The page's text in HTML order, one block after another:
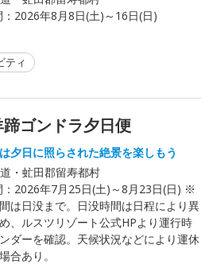
2026年8月8日(土)～16日(日)
ティ
ゴンドラ夕日便
夕日に照らされた絶景を楽しもう
・虻田郡留寿都村
2026年7月25日(土)～8月23日(日) ※
は日没まで。日没時間は日程により異
、ルスツリゾート公式HPより運行時
ダーを確認。天候状況などにより運休
合あり。